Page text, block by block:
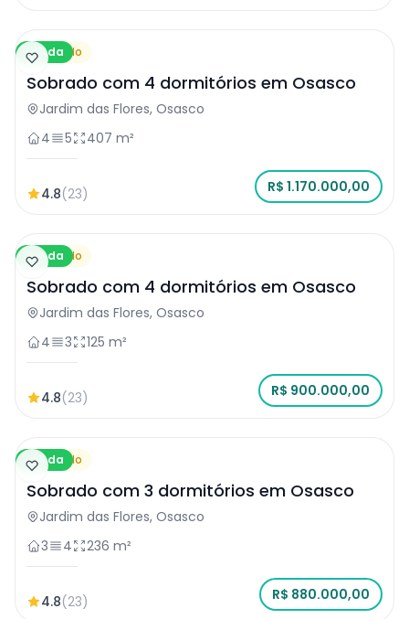
Venda
Sobrado
Sobrado com 4 dormitórios em Osasco
Jardim das Flores, Osasco
4
5 407 m²
4.8(23) R$ 1.170.000,00
Venda
Sobrado
Sobrado com 4 dormitórios em Osasco
Jardim das Flores, Osasco
4
3 125 m²
4.8(23) R$ 900.000,00
Venda
Sobrado
Sobrado com 3 dormitórios em Osasco
Jardim das Flores, Osasco
3
4 236 m²
4.8(23) R$ 880.000,00